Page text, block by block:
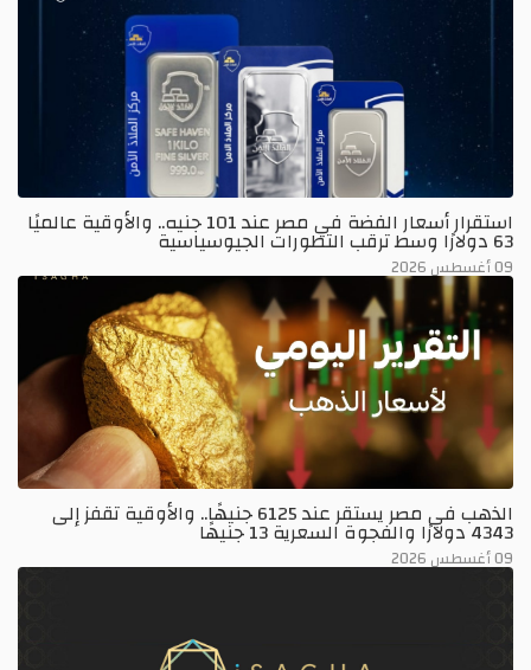
استقرار أسعار الفضة في مصر عند 101 جنيه.. والأوقية عالميًا
63 دولارًا وسط ترقب التطورات الجيوسياسية
09 أغسطس 2026
الذهب في مصر يستقر عند 6125 جنيهًا.. والأوقية تقفز إلى
4343 دولارًا والفجوة السعرية 13 جنيهًا
09 أغسطس 2026